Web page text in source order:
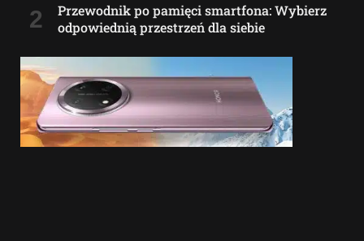
Przewodnik po pamięci smartfona: Wybierz
odpowiednią przestrzeń dla siebie